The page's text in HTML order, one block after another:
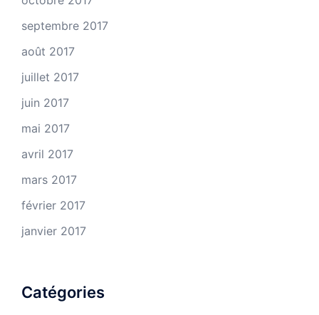
septembre 2017
août 2017
juillet 2017
juin 2017
mai 2017
avril 2017
mars 2017
février 2017
janvier 2017
Catégories